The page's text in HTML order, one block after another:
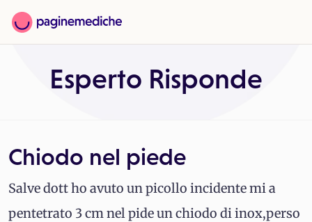
Esperto Risponde
Chiodo nel piede
Salve dott ho avuto un picollo incidente mi a
pentetrato 3 cm nel pide un chiodo di inox,perso